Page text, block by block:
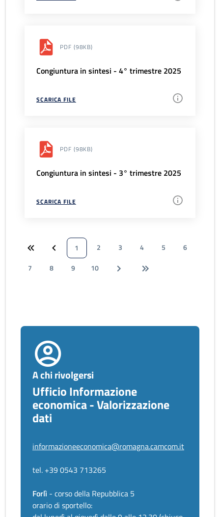
PDF (98KB)
Congiuntura in sintesi - 4° trimestre 2025
SCARICA FILE
PDF (98KB)
Congiuntura in sintesi - 3° trimestre 2025
SCARICA FILE
1 2 3 4 5
6
7
8 9 10
A chi rivolgersi
Ufficio Informazione
economica - Valorizzazione
dati
informazioneeconomica@romagna.camcom.it
tel. +39 0543 713265
Forlì - corso della Repubblica 5
orario di sportello: